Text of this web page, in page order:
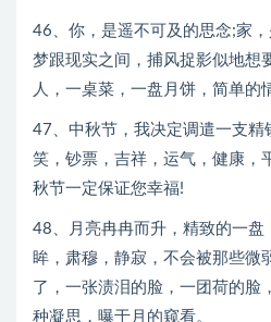
46、你，是遥不可及的思念;家
梦跟现实之间，捕风捉影似地想
人，一桌菜，一盘月饼，简单的
47、中秋节，我决定调遣一支精
笑，钞票，吉祥，运气，健康，
秋节一定保证您幸福!
48、月亮冉冉而升，精致的一盘
眸，肃穆，静寂，不会被那些微
了，一张渍泪的脸，一团荷的脸
种凝思，曝于月的窥看。